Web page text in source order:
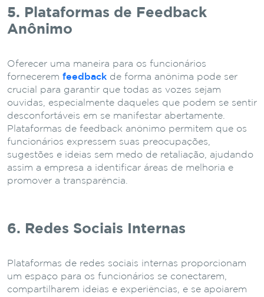
5. Plataformas de Feedback
Anônimo
Oferecer uma maneira para os funcionários
fornecerem feedback de forma anônima pode ser
crucial para garantir que todas as vozes sejam
ouvidas, especialmente daqueles que podem se sentir
desconfortáveis em se manifestar abertamente.
Plataformas de feedback anônimo permitem que os
funcionários expressem suas preocupações,
sugestões e ideias sem medo de retaliação, ajudando
assim a empresa a identificar áreas de melhoria e
promover a transparência.
6. Redes Sociais Internas
Plataformas de redes sociais internas proporcionam
um espaço para os funcionários se conectarem,
compartilharem ideias e experiências, e se apoiarem